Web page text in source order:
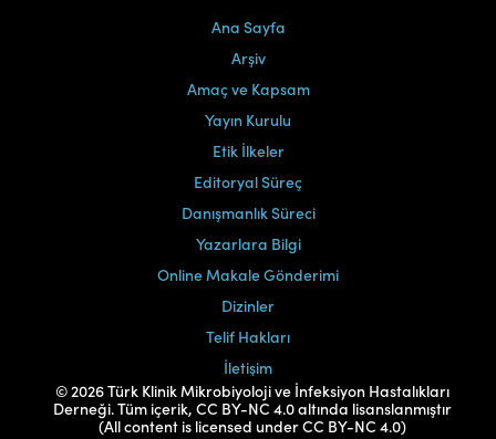
Ana Sayfa
Arşiv
Amaç ve Kapsam
Yayın Kurulu
Etik İlkeler
Editoryal Süreç
Danışmanlık Süreci
Yazarlara Bilgi
Online Makale Gönderimi
Dizinler
Telif Hakları
İletişim
© 2026 Türk Klinik Mikrobiyoloji ve İnfeksiyon Hastalıkları
Derneği. Tüm içerik, CC BY-NC 4.0 altında lisanslanmıştır
(All content is licensed under CC BY-NC 4.0)